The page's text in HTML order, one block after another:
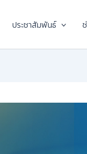
ประชาสัมพันธ์